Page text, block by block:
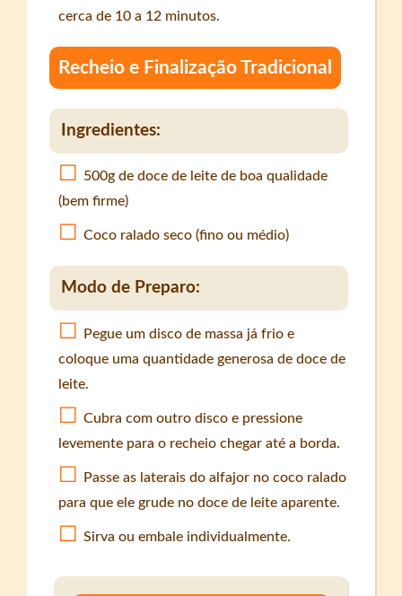
cerca de 10 a 12 minutos.
Recheio e Finalização Tradicional
Ingredientes:
500g de doce de leite de boa qualidade
(bem firme)
Coco ralado seco (fino ou médio)
Modo de Preparo:
Pegue um disco de massa já frio e
coloque uma quantidade generosa de doce de
leite.
Cubra com outro disco e pressione
levemente para o recheio chegar até a borda.
Passe as laterais do alfajor no coco ralado
para que ele grude no doce de leite aparente.
Sirva ou embale individualmente.